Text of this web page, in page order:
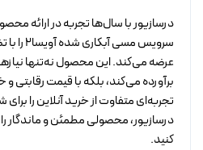
درسازیور با سال‌ها تجربه در ارائه
سرویس
عرضه می‌کند. این محصول نه‌تنها
برآورده می‌کند، بلکه با قیمت
تجربه‌ای متفاوت از خرید آنلاین را
درسازیور، محصولی مطمئن و ماندگار
کنید.